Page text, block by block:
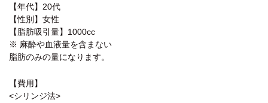
【年代】20代
【性別】女性
【脂肪吸引量】1000cc
※ 麻酔や血液量を含まない
脂肪のみの量になります。
【費用】
<シリンジ法>